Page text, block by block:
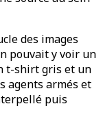
des images
pouvait y voir un
t-shirt gris et un
agents armés et
puis